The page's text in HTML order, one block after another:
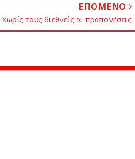
ΕΠΟΜΕΝΟ
Χωρίς τους διεθνείς οι προπονήσεις